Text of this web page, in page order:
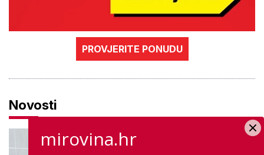
PROVJERITE PONUDU
Novosti
mirovina.hr